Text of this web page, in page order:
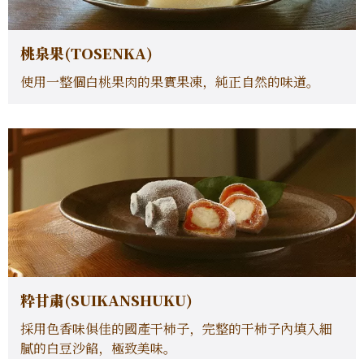
桃泉果(TOSENKA)
使用一整個白桃果肉的果實果凍，純正自然的味道。
粋甘粛(SUIKANSHUKU)
採用色香味俱佳的國產干柿子，完整的干柿子內填入細
膩的白豆沙餡，極致美味。